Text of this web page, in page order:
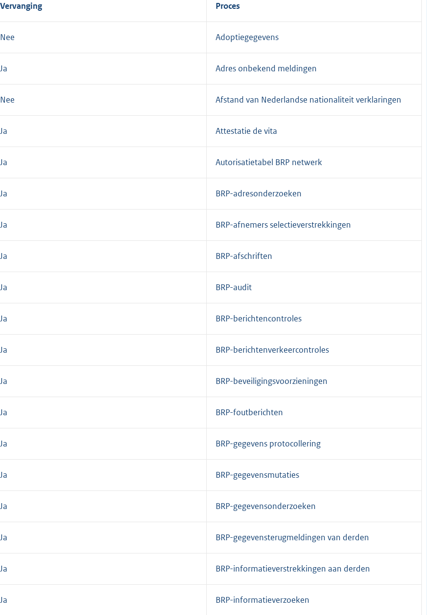
Vervanging Proces
Nee Adoptiegegevens
Ja Adres onbekend meldingen
Nee Afstand van Nederlandse nationaliteit verklaringen
Ja Attestatie de vita
Ja Autorisatietabel BRP netwerk
Ja BRP-adresonderzoeken
Ja BRP-afnemers selectieverstrekkingen
Ja BRP-afschriften
Ja BRP-audit
Ja BRP-berichtencontroles
Ja BRP-berichtenverkeercontroles
Ja BRP-beveiligingsvoorzieningen
Ja BRP-foutberichten
Ja BRP-gegevens protocollering
Ja BRP-gegevensmutaties
Ja BRP-gegevensonderzoeken
Ja BRP-gegevensterugmeldingen van derden
Ja BRP-informatieverstrekkingen aan derden
Ja BRP-informatieverzoeken